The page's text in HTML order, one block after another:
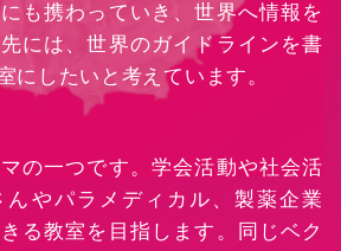
も携わっていき、世界へ情報を
には、世界のガイドラインを書
にしたいと考えています。
の一つです。学会活動や社会活
やパラメディカル、製薬企業
る教室を目指します。同じベク